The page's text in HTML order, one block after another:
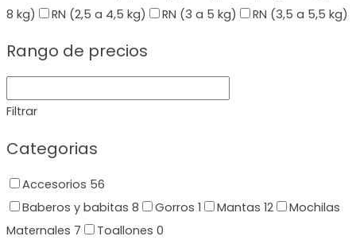
8 kg)
RN (2,5 a 4,5 kg) RN (3 a 5 kg) RN (3,5 a 5,5 kg)
Rango de precios
Filtrar
Categorias
Accesorios 56
Baberos y babitas 8 Gorros 1 Mantas 12
Mochilas
Maternales 7 Toallones 0